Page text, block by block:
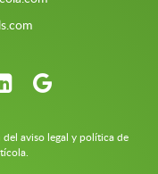
aviso legal y política de